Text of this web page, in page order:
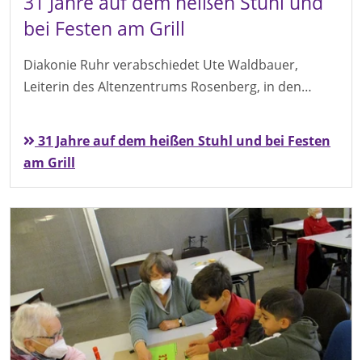
bei Festen am Grill
Diakonie Ruhr verabschiedet Ute Waldbauer,
Leiterin des Altenzentrums Rosenberg, in den…
31 Jahre auf dem heißen Stuhl und bei Festen
am Grill